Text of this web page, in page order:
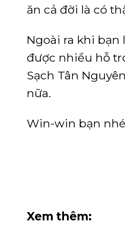
ăn cả đời là có
Ngoài ra khi
được nhiều hỗ
Sạch Tân
nữa.
Win-win bạn
Xem thêm: